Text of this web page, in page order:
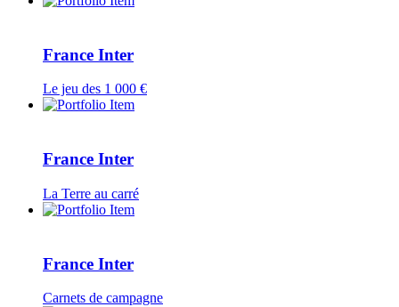
France Inter
Le jeu des 1 000 €
France Inter
La Terre au carré
France Inter
Carnets de campagne